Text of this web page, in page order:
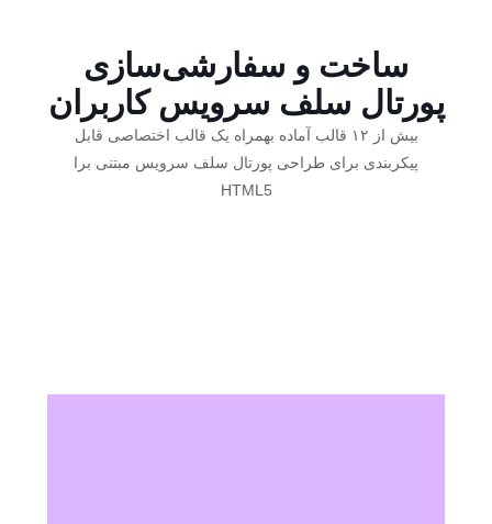
ساخت و سفارشی‌سازی
پورتال سلف سرویس کاربران
بیش از ۱۲ قالب آماده بهمراه یک قالب اختصاصی قابل
پیکربندی برای طراحی پورتال سلف سرویس مبتنی برا
HTML5